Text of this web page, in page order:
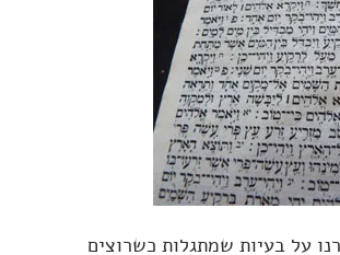
על בעיות שמתגלות כשרוצים